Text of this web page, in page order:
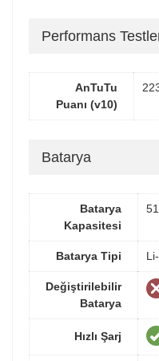
Performans
AnTuTu
Puanı (v10)
Batarya
Batarya
Kapasitesi
Batarya Tipi
Değiştirilebilir
Batarya
Hızlı Şarj